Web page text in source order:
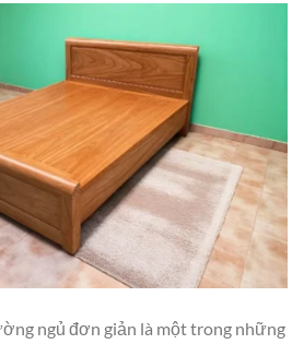
ngủ đơn giản là một trong những